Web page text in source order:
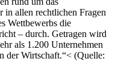
in allen rechtlichen Fragen
Wettbewerbs die
– durch. Getragen wird
als 1.200 Unternehmen
der Wirtschaft.“< (Quelle: